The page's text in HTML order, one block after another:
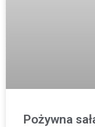
Pożywna